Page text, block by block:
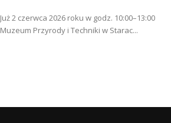
Już 2 czerwca 2026 roku w godz. 10:00–13:00
Muzeum Przyrody i Techniki w Starac...